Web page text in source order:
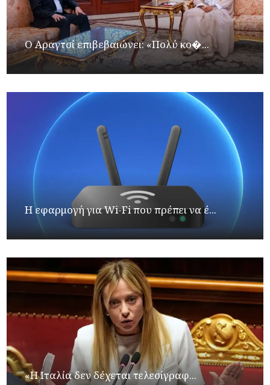
Ο Αραγτσί επιβεβαιώνει: «Πολύ κο�...
Η εφαρμογή για Wi-Fi που πρέπει να έ...
«Η Ιταλία δεν δέχεται τελεσίγραφ...